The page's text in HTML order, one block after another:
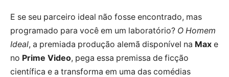
E se seu parceiro ideal não fosse encontrado, mas
programado para você em um laboratório? O Homem
Ideal, a premiada produção alemã disponível na Max e
no Prime Video, pega essa premissa de ficção
científica e a transforma em uma das comédias